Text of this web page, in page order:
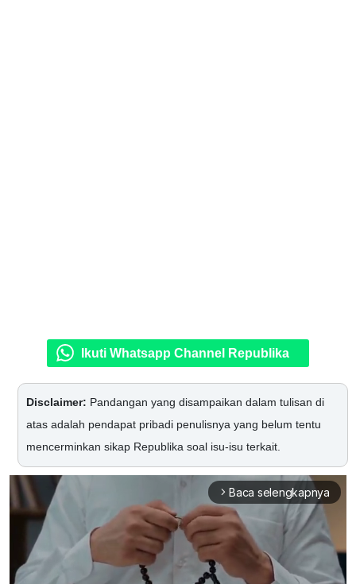
Ikuti Whatsapp Channel Republika
Disclaimer: Pandangan yang disampaikan dalam tulisan di
atas adalah pendapat pribadi penulisnya yang belum tentu
mencerminkan sikap Republika soal isu-isu terkait.
arrow_forward_ios Baca selengkapnya